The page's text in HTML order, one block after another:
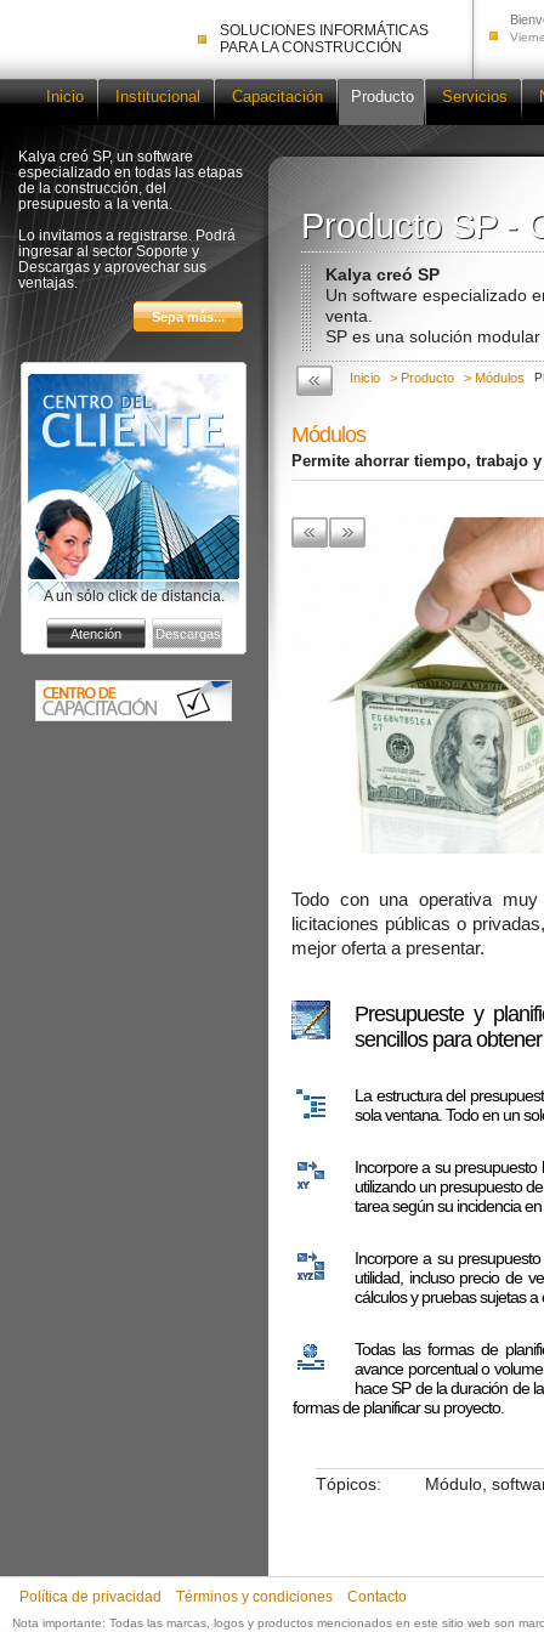
SOLUCIONES INFORMÁTICAS
PARA LA CONSTRUCCIÓN
Inicio Institucional Capacitación Producto Servicios
Kalya creó SP, un software
especializado en todas las etapas
de la construcción, del
presupuesto a la venta.
Lo invitamos a registrarse. Podrá
ingresar al sector Soporte y
Descargas y aprovechar sus
ventajas.
A un sólo click de distancia.
Producto SP -
Producto SP -
Kalya creó SP
Un software especializado
venta.
SP es una solución
Inicio > Producto > Módulos
Módulos
Permite ahorrar tiempo, trabajo
Todo con una operativa
licitaciones públicas o
mejor oferta a presentar.
Presupueste y
sencillos para
La estructura del
sola ventana. Todo en un
Incorpore a su presupuesto
utilizando un presupuesto
tarea según su incidencia
Incorpore a su
utilidad, incluso precio de
cálculos y pruebas sujetas a
Todas las formas de
avance porcentual o
hace SP de la duración de
formas de planificar su proyecto.
Tópicos: Módulo,
Política de privacidad Términos y condiciones Contacto
Nota importante: Todas las marcas, logos y productos mencionados en este sitio web son